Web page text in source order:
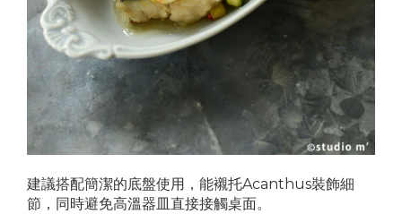
建議搭配簡潔的底盤使用，能襯托Acanthus裝飾細
節，同時避免高溫器皿直接接觸桌面。